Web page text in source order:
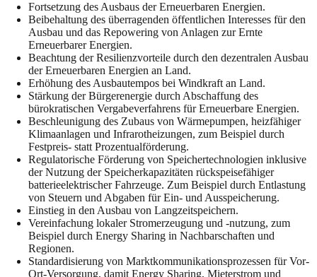
Fortsetzung des Ausbaus der Erneuerbaren Energien.
Beibehaltung des überragenden öffentlichen Interesses für den
Ausbau und das Repowering von Anlagen zur Ernte
Erneuerbarer Energien.
Beachtung der Resilienzvorteile durch den dezentralen Ausbau
der Erneuerbaren Energien an Land.
Erhöhung des Ausbautempos bei Windkraft an Land.
Stärkung der Bürgerenergie durch Abschaffung des
bürokratischen Vergabeverfahrens für Erneuerbare Energien.
Beschleunigung des Zubaus von Wärmepumpen, heizfähiger
Klimaanlagen und Infrarotheizungen, zum Beispiel durch
Festpreis- statt Prozentualförderung.
Regulatorische Förderung von Speichertechnologien inklusive
der Nutzung der Speicherkapazitäten rückspeisefähiger
batterieelektrischer Fahrzeuge. Zum Beispiel durch Entlastung
von Steuern und Abgaben für Ein- und Ausspeicherung.
Einstieg in den Ausbau von Langzeitspeichern.
Vereinfachung lokaler Stromerzeugung und -nutzung, zum
Beispiel durch Energy Sharing in Nachbarschaften und
Regionen.
Standardisierung von Marktkommunikationsprozessen für Vor-
Ort-Versorgung, damit Energy Sharing, Mieterstrom und